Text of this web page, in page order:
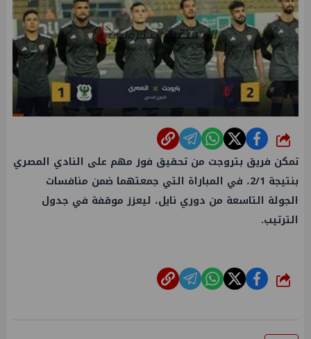
شارك
تمكن فريق بتروجت من تحقيق فوز مهم على النادي المصري
بنتيجة 2/1، في المباراة التي جمعتهما ضمن منافسات
الجولة التاسعة من دوري نايل، ليعزز موقفة في جدول
الترتيب.
شارك